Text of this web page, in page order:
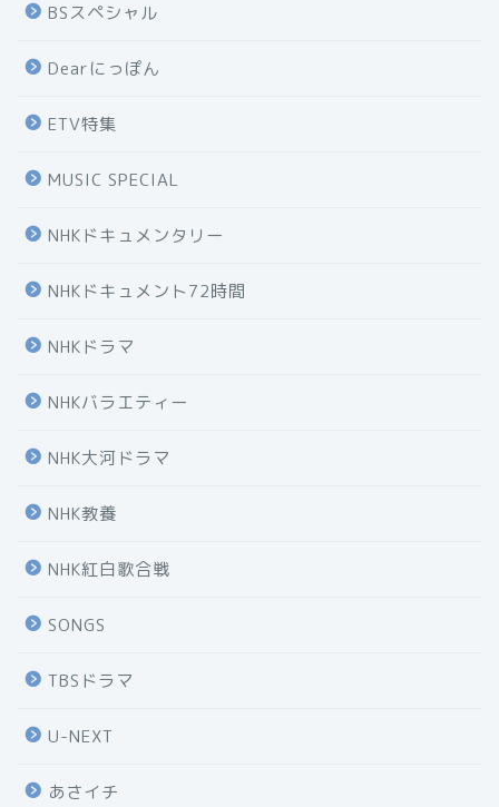
BSスペシャル
Dearにっぽん
ETV特集
MUSIC SPECIAL
NHKドキュメンタリー
NHKドキュメント72時間
NHKドラマ
NHKバラエティー
NHK大河ドラマ
NHK教養
NHK紅白歌合戦
SONGS
TBSドラマ
U-NEXT
あさイチ